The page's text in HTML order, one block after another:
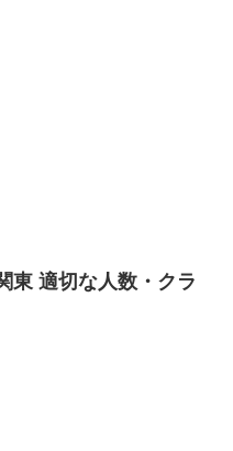
東 適切な人数・クラ